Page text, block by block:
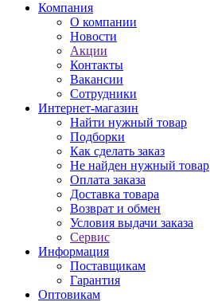
Компания
О компании
Новости
Акции
Контакты
Вакансии
Сотрудники
Интернет-магазин
Найти нужный товар
Подборки
Как сделать заказ
Не найден нужный товар
Оплата заказа
Доставка товара
Возврат и обмен
Условия выдачи заказа
Сервис
Информация
Поставщикам
Гарантия
Оптовикам